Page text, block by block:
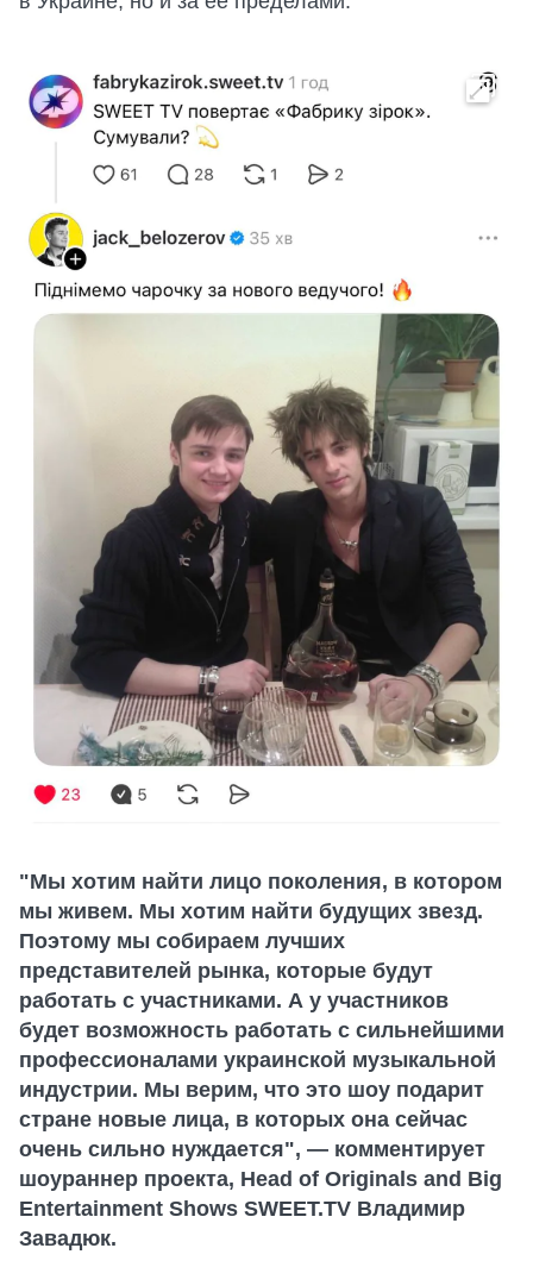
"Мы хотим найти лицо поколения, в котором
мы живем. Мы хотим найти будущих звезд.
Поэтому мы собираем лучших
представителей рынка, которые будут
работать с участниками. А у участников
будет возможность работать с сильнейшими
профессионалами украинской музыкальной
индустрии. Мы верим, что это шоу подарит
стране новые лица, в которых она сейчас
очень сильно нуждается", — комментирует
шоураннер проекта, Head of Originals and Big
Entertainment Shows SWEET.TV Владимир
Завадюк.